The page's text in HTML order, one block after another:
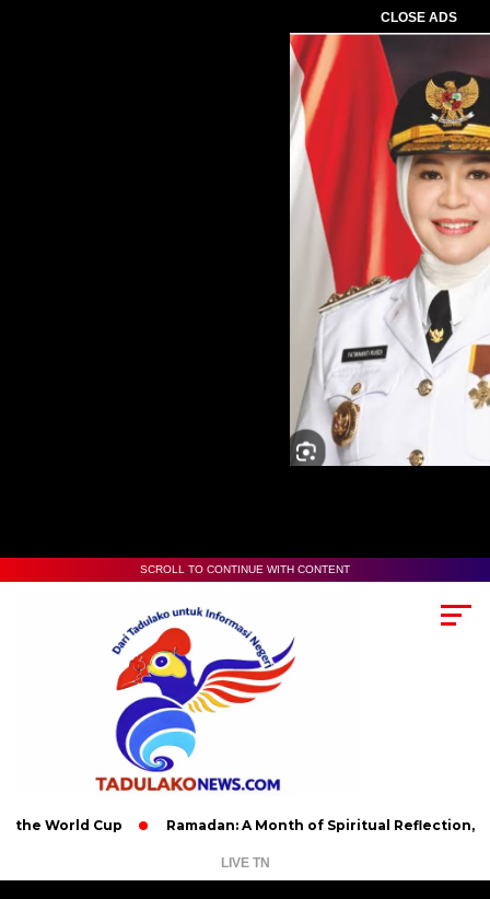
SCROLL TO CONTINUE WITH CONTENT
World Cup Ramadan: A Month of Spiritual Reflection,
LIVE TN